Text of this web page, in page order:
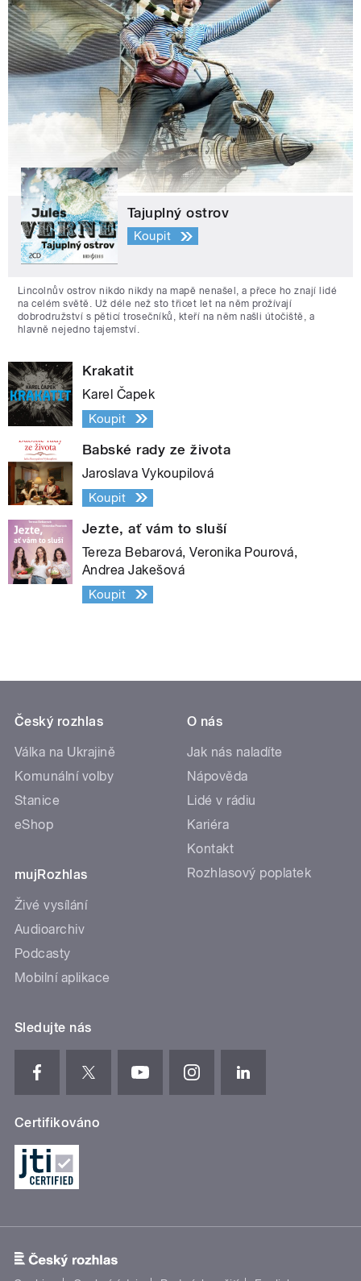
Tajuplný ostrov
Koupit
Lincolnův ostrov nikdo nikdy na mapě nenašel, a přece ho znají lidé
na celém světě. Už déle než sto třicet let na něm prožívají
dobrodružství s pěticí trosečníků, kteří na něm našli útočiště, a
hlavně nejedno tajemství.
Krakatit
Karel Čapek
Koupit
Babské rady ze života
Jaroslava Vykoupilová
Koupit
Jezte, ať vám to sluší
Tereza Bebarová, Veronika Pourová,
Andrea Jakešová
Koupit
Český rozhlas
Válka na Ukrajině
Komunální volby
Stanice
eShop
mujRozhlas
Živé vysílání
Audioarchiv
Podcasty
Mobilní aplikace
O nás
Jak nás naladíte
Nápověda
Lidé v rádiu
Kariéra
Kontakt
Rozhlasový poplatek
Sledujte nás
Certifikováno